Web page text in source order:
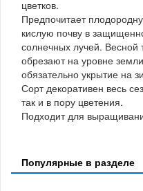
цветков.
Предпочитает
кислую почву в
солнечных лучей. Весной
обрезают на уровне
обязательно укрытие на
Сорт декоративен весь
так и в пору цветения.
Подходит для
Популярные в разделе